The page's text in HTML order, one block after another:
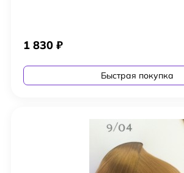
1 830 ₽
Быстрая покупка